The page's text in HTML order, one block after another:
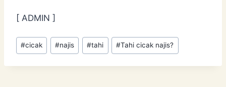
[ ADMIN ]
Post
Tags:
#cicak #najis #tahi #Tahi cicak najis?